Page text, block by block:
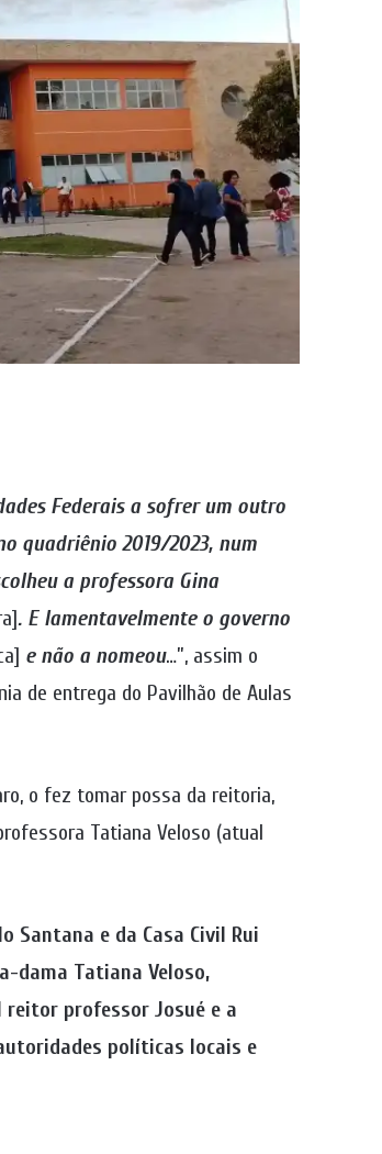
Federais a sofrer um outro
quadriênio 2019/2023, num
a professora Gina
. E lamentavelmente o governo
e não a nomeou…”, assim o
de entrega do Pavilhão de Aulas
o fez tomar possa da reitoria,
Tatiana Veloso (atual
Santana e da Casa Civil Rui
dama Tatiana Veloso,
reitor professor Josué e a
políticas locais e